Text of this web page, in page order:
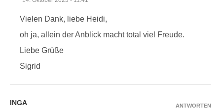
Vielen Dank, liebe Heidi,
oh ja, allein der Anblick macht total viel Freude.
Liebe Grüße
Sigrid
INGA ANTWORTEN